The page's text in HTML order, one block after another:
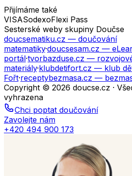
Přijímáme také
VISASodexoFlexi Pass
Sesterské weby skupiny Doučse
doucsematiku.cz — doučování
matematiky·doucsesam.cz —
portál·tvorbazduse.cz —
materiály·klubdetifort.cz — klub
Fořt·receptybezmasa.cz —
Copyright © 2026 doucse.cz ·
vyhrazena
Chci poptat doučování
Zavolejte nám
+420 494 900 173